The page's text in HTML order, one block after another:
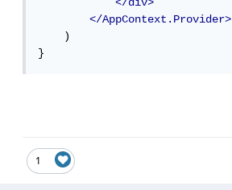
</div>
</AppContext.Provider>
    )
}
1